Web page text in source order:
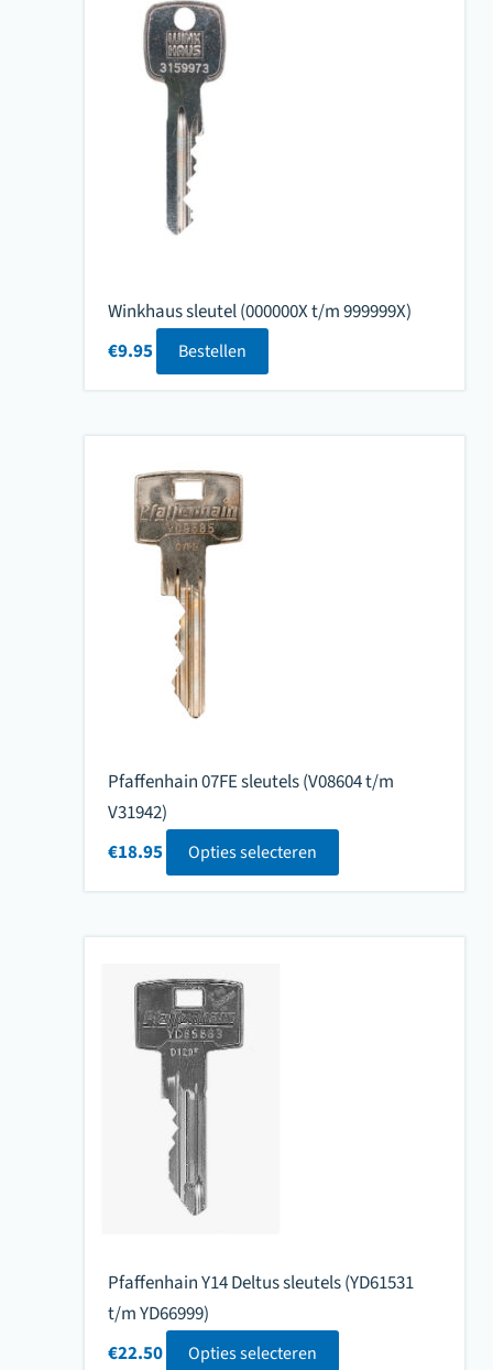
Winkhaus sleutel (000000X t/m 999999X)
€9.95 Bestellen
Pfaffenhain 07FE sleutels (V08604 t/m
V31942)
€18.95 Opties selecteren
Pfaffenhain Y14 Deltus sleutels (YD61531
t/m YD66999)
€22.50 Opties selecteren